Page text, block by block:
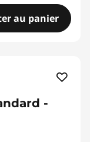
au panier
-